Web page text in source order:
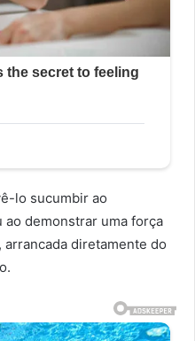
lo sucumbir ao
demonstrar uma força
diretamente do